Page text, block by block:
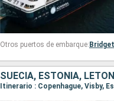
Otros puertos de embarque:
SUECIA, ESTONIA,
Itinerario : Copenhague, Visby,